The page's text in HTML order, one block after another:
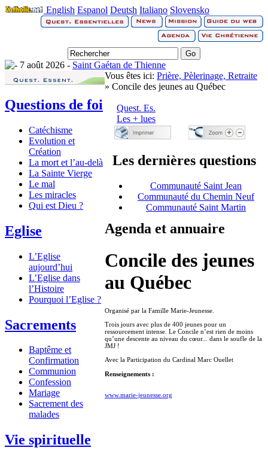
English Espanol Deutsh Italiano Slovensko
7 août 2026 - Saint Gaétan de Thienne
Questions de foi
Catéchisme
Evolution et
Création
La mort et l’au-delà
La Sainte Vierge
Le mal
Les miracles
Qui est Dieu ?
Eglise
L’Eglise
aujourd’hui
L’Eglise dans
l’Histoire
Pourquoi l’Eglise ?
Sacrements
Baptême et
Confirmation
Communion
Confession
Mariage
Sacrement des
malades
Vie spirituelle
Vous êtes ici: Prière, Pèlerinage, Retraite
» Concile des jeunes au Québec
Quest. Es.
Les + lues
Les dernières questions
Communauté Saint Jean
Communauté du Chemin Neuf
Communauté Saint Martin
Agenda et annuaire
Concile des jeunes
au Québec
Organisé par la Famille Marie-Jeunesse.
Trois jours avec plus de 400 jeunes pour un
ressourcement intense. Le Concile n’est rien de moins
qu’une descente au niveau du cœur... dans le soufle de la
JMJ !
Avec la Participation du Cardinal Marc Ouellet
Renseignements :
www.marie-jeunesse.org